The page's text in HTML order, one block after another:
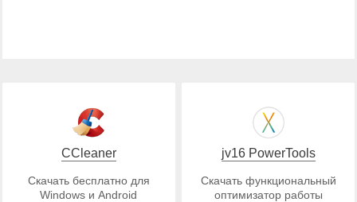
CCleaner
Скачать бесплатно для
Windows и Android
jv16 PowerTools
Скачать функциональный
оптимизатор работы